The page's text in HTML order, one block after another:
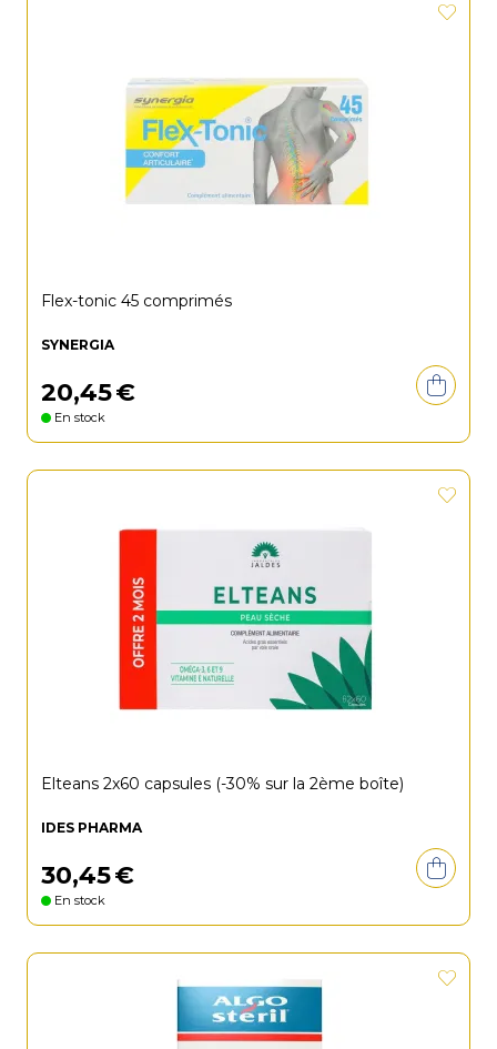
Flex-tonic 45 comprimés
SYNERGIA
20,45€
En stock
Elteans 2x60 capsules (-30% sur la 2ème boîte)
IDES PHARMA
30,45€
En stock